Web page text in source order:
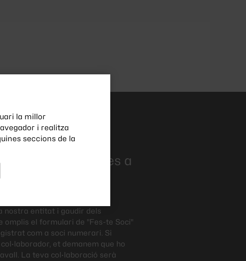
possible gràcies a
dels nostres
nostra entitat i gaudir dels
omplis el formulari de "Fes-te Soci"
com a soci numerari. Si
et demanem que ho
La teva col·laboració serà
la millor
i realitza
seccions de la